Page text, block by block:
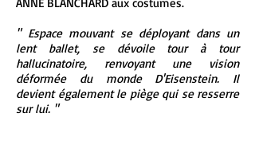
" Espace mouvant se déployant dans un
lent ballet, se dévoile tour à tour
hallucinatoire, renvoyant une vision
déformée du monde D'Eisenstein. Il
devient également le piège qui se resserre
sur lui. "